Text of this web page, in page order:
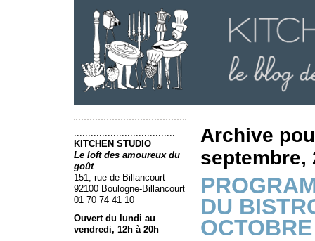
....................................
KITCHEN STUDIO
Le loft des amoureux du
goût
151, rue de Billancourt
92100 Boulogne-Billancourt
01 70 74 41 10
Ouvert du lundi au
vendredi, 12h à 20h
Archive
septembre,
DU